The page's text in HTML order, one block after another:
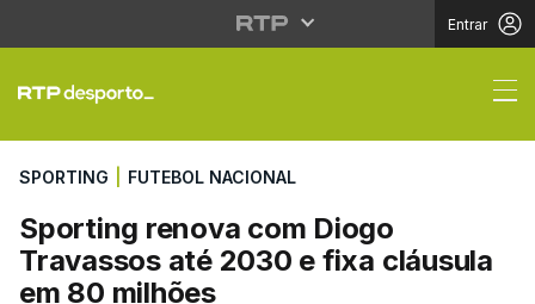
Entrar
Sporting renova com
SPORTING FUTEBOL NACIONAL
Sporting renova com Diogo
Travassos até 2030 e fixa cláusula
em 80 milhões